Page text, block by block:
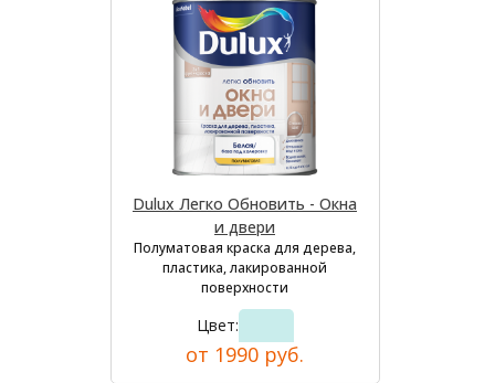
Dulux Легко Обновить - Окна
и двери
Полуматовая краска для дерева,
пластика, лакированной
поверхности
Цвет:
от 1990 руб.